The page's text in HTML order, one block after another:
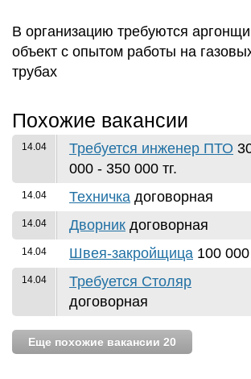
В организацию требуются
объект с опытом работы на
трубах
Похожие вакансии
14.04 Требуется инженер ПТО
000 - 350 000 тг.
14.04 Техничка договорная
14.04 Дворник договорная
14.04 Швея-закройщица 100 000
14.04
Требуется Столяр
договорная